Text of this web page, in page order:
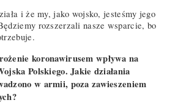
i że my, jako wojsko, jesteśmy jego
rozszerzali nasze wsparcie, bo
koronawirusem wpływa na
Polskiego. Jakie działania
w armii, poza zawieszeniem